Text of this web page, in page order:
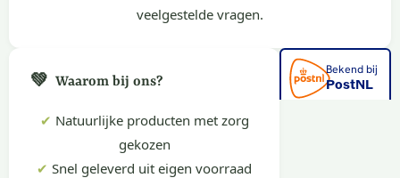
veelgestelde vragen.
💚 Waarom bij ons?
✔ Natuurlijke producten met zorg
gekozen
✔ Snel geleverd uit eigen voorraad